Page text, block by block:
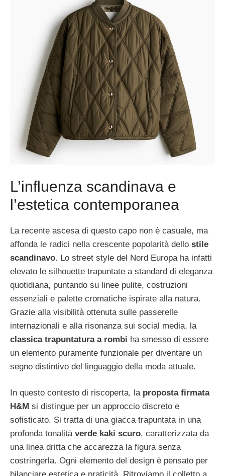
L’influenza scandinava e
l’estetica contemporanea
La recente ascesa di questo capo non è casuale, ma
affonda le radici nella crescente popolarità dello stile
scandinavo. Lo street style del Nord Europa ha infatti
elevato le silhouette trapuntate a standard di eleganza
quotidiana, puntando su linee pulite, costruzioni
essenziali e palette cromatiche ispirate alla natura.
Grazie alla visibilità ottenuta sulle passerelle
internazionali e alla risonanza sui social media, la
classica trapuntatura a rombi ha smesso di essere
un elemento puramente funzionale per diventare un
segno distintivo del linguaggio della moda attuale.
In questo contesto di riscoperta, la proposta firmata
H&M si distingue per un approccio discreto e
sofisticato. Si tratta di una giacca trapuntata in una
profonda tonalità verde kaki scuro, caratterizzata da
una linea dritta che accarezza la figura senza
costringerla. Ogni elemento del design è pensato per